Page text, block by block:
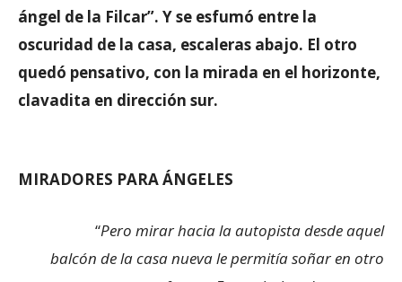
ángel de la Filcar”. Y se esfumó entre la
oscuridad de la casa, escaleras abajo. El otro
quedó pensativo, con la mirada en el horizonte,
clavadita en dirección sur.
MIRADORES PARA ÁNGELES
“Pero mirar hacia la autopista desde aquel
balcón de la casa nueva le permitía soñar en otro